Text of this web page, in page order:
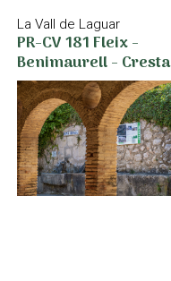
La Vall de Laguar
PR-CV 181 Fleix -
Benimaurell - Cresta
del Cavall Verd